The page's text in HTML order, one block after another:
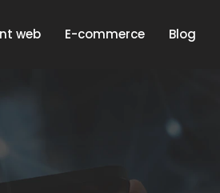
web E-commerce Blog